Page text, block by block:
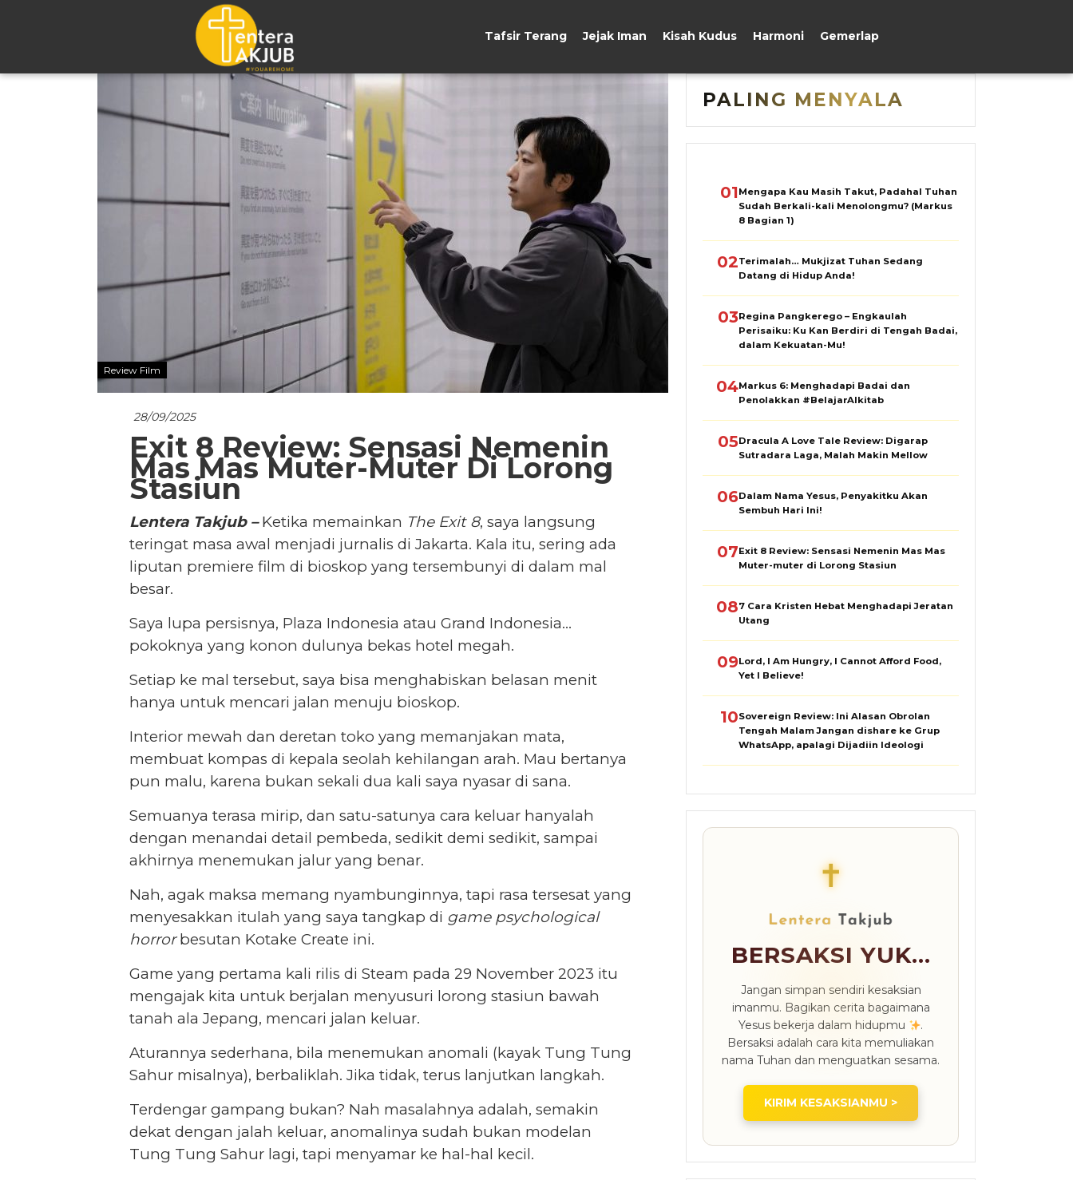
Tafsir Terang Jejak Iman Kisah Kudus Harmoni Gemerlap
Lompat
konten
Review Film
28/09/2025
Exit 8 Review: Sensasi Nemenin
Mas Mas Muter-Muter Di Lorong
Stasiun
Lentera Takjub – Ketika memainkan The Exit 8, saya langsung
teringat masa awal menjadi jurnalis di Jakarta. Kala itu, sering ada
liputan premiere film di bioskop yang tersembunyi di dalam mal
besar.
Saya lupa persisnya, Plaza Indonesia atau Grand Indonesia…
pokoknya yang konon dulunya bekas hotel megah.
Setiap ke mal tersebut, saya bisa menghabiskan belasan menit
hanya untuk mencari jalan menuju bioskop.
Interior mewah dan deretan toko yang memanjakan mata,
membuat kompas di kepala seolah kehilangan arah. Mau bertanya
pun malu, karena bukan sekali dua kali saya nyasar di sana.
Semuanya terasa mirip, dan satu-satunya cara keluar hanyalah
dengan menandai detail pembeda, sedikit demi sedikit, sampai
akhirnya menemukan jalur yang benar.
Nah, agak maksa memang nyambunginnya, tapi rasa tersesat yang
menyesakkan itulah yang saya tangkap di game psychological
horrorbesutan Kotake Create ini.
Game yang pertama kali rilis di Steam pada 29 November 2023 itu
mengajak kita untuk berjalan menyusuri lorong stasiun bawah
tanah ala Jepang, mencari jalan keluar.
Aturannya sederhana, bila menemukan anomali (kayak Tung Tung
Sahur misalnya), berbaliklah. Jika tidak, terus lanjutkan langkah.
Terdengar gampang bukan? Nah masalahnya adalah, semakin
dekat dengan jalah keluar, anomalinya sudah bukan modelan
Tung Tung Sahur lagi, tapi menyamar ke hal-hal kecil.
PALING MENYALA
01Mengapa Kau Masih Takut, Padahal Tuhan
Sudah Berkali-kali Menolongmu? (Markus
8 Bagian 1)
02Terimalah… Mukjizat Tuhan Sedang
Datang di Hidup Anda!
03Regina Pangkerego – Engkaulah
Perisaiku: Ku Kan Berdiri di Tengah Badai,
dalam Kekuatan-Mu!
04Markus 6: Menghadapi Badai dan
Penolakkan #BelajarAlkitab
05Dracula A Love Tale Review: Digarap
Sutradara Laga, Malah Makin Mellow
06Dalam Nama Yesus, Penyakitku Akan
Sembuh Hari Ini!
07Exit 8 Review: Sensasi Nemenin Mas Mas
Muter-muter di Lorong Stasiun
087 Cara Kristen Hebat Menghadapi Jeratan
Utang
09Lord, I Am Hungry, I Cannot Afford Food,
Yet I Believe!
10Sovereign Review: Ini Alasan Obrolan
Tengah Malam Jangan dishare ke Grup
WhatsApp, apalagi Dijadiin Ideologi
✝
BERSAKSI YUK...
Jangan simpan sendiri kesaksian
imanmu. Bagikan cerita bagaimana
Yesus bekerja dalam hidupmu
.
Bersaksi adalah cara kita memuliakan
nama Tuhan dan menguatkan sesama.
KIRIM KESAKSIANMU >